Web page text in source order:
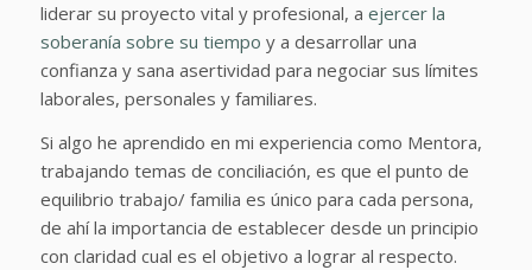
liderar su proyecto vital y profesional, a ejercer la
soberanía sobre su tiempo y a desarrollar una
confianza y sana asertividad para negociar sus límites
laborales, personales y familiares.
Si algo he aprendido en mi experiencia como Mentora,
trabajando temas de conciliación, es que el punto de
equilibrio trabajo/ familia es único para cada persona,
de ahí la importancia de establecer desde un principio
con claridad cual es el objetivo a lograr al respecto.